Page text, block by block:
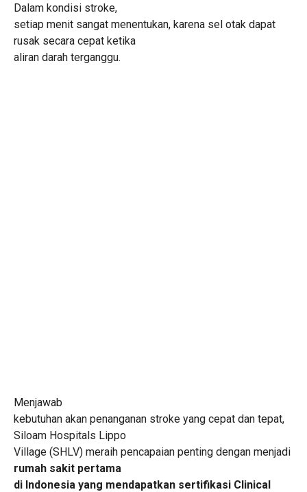
Dalam kondisi stroke,
setiap menit sangat menentukan, karena sel otak dapat
rusak secara cepat ketika
aliran darah terganggu.
Menjawab
kebutuhan akan penanganan stroke yang cepat dan tepat,
Siloam Hospitals Lippo
Village (SHLV) meraih pencapaian penting dengan menjadi
rumah sakit pertama
di Indonesia yang mendapatkan sertifikasi Clinical